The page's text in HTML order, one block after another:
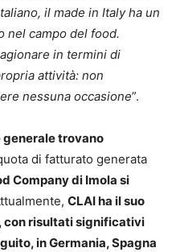
il made in Italy ha un
nel campo del food.
in termini di
attività: non
nessuna occasione”.
trovano
di fatturato generata
Company di Imola si
CLAI ha il suo
con risultati significativi
in Germania, Spagna